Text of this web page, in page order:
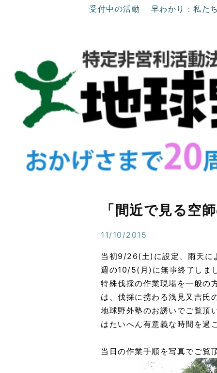
受付中の活動 早わかり：私た
「間近で見る空
11/10/2015
当初9/26(土)に設定、雨天に
週の10/5(月)に無事終了しま
特殊伐採の作業現場を一般の
は、伐採に携わる浅見又吉氏
地球野外塾のお誘いでご覧頂
はたいへん有意義な時間を過
当日の作業手順を写真でご覧